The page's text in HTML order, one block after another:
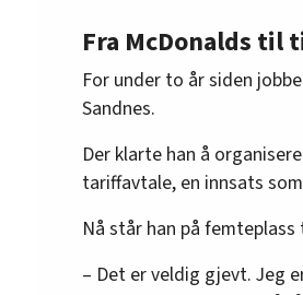
Tom Einar Karlsen, 3.
Nordland
Nord-Trøndelag
Stian Sagvold, 3.
Sør-Trøndelag
Fra McDonalds til
For under to år siden
Sandnes.
Der klarte han å
tariffavtale, en innsats
Nå står han på
– Det er veldig gjevt. Jeg